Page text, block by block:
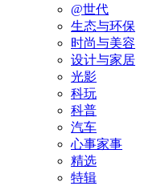
@世代
生态与环保
时尚与美容
设计与家居
光影
科玩
科普
汽车
心事家事
精选
特辑